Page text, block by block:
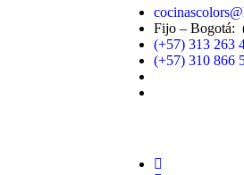
Fijo – Bogotá:
(+57) 313 263
(+57) 310 866